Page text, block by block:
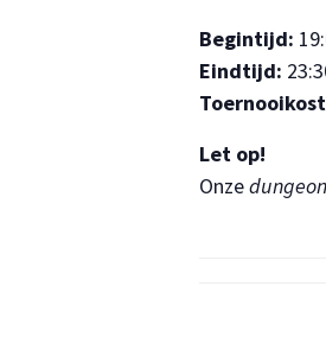
Begintijd:
Eindtijd:
Let op!
Onze